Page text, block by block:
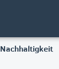
Nachhaltigkeit